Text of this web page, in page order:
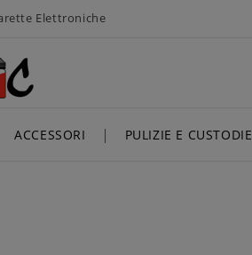
Elettroniche
ACCESSORI PULIZIE E CUSTODIE